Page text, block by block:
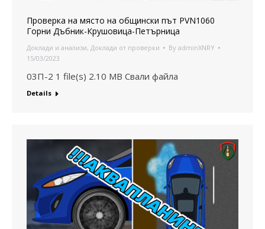
Проверка на място на общински път PVN1060
Горни Дъбник-Крушовица-Петърница
Доклади и анализи, Доклади от проверки By adminXNRY
15/03/2023
03П-2 1 file(s) 2.10 MB Свали файла
Details